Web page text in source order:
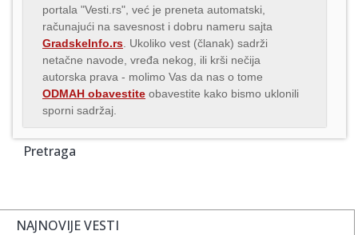
portala "Vesti.rs", već je preneta automatski,
računajući na savesnost i dobru nameru sajta
GradskeInfo.rs . Ukoliko vest (članak) sadrži
netačne navode, vređa nekog, ili krši nečija
autorska prava - molimo Vas da nas o tome
ODMAH obavestite obavestite kako bismo uklonili
sporni sadržaj.
Pretraga
NAJNOVIJE VESTI